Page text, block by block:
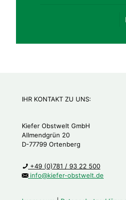
IHR KONTAKT ZU UNS:
Kiefer Obstwelt GmbH
Allmendgrün 20
D-77799 Ortenberg
+49 (0)781 / 93 22 500
info@kiefer-obstwelt.de